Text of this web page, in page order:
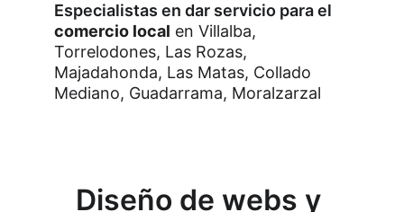
Especialistas en dar servicio para el
comercio local en Villalba,
Torrelodones, Las Rozas,
Majadahonda, Las Matas, Collado
Mediano, Guadarrama, Moralzarzal
Diseño de webs y